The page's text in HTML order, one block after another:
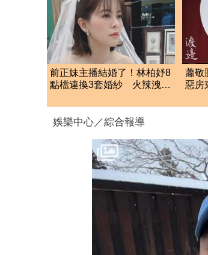
前正妹主播結婚了！林柏妤8
點檔連換3套婚紗 火辣洩美
蕭敬
惡房
娛樂中心／綜合報導